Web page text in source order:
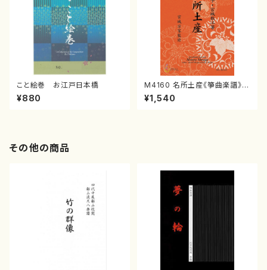
こと絵巻 お江戸日本橋
¥880
M4160 名所土産《箏曲楽譜》
（箏/宮城喜代子・宮城数江著・
宮城宗家監修/箏曲古典楽譜）
¥1,540
その他の商品